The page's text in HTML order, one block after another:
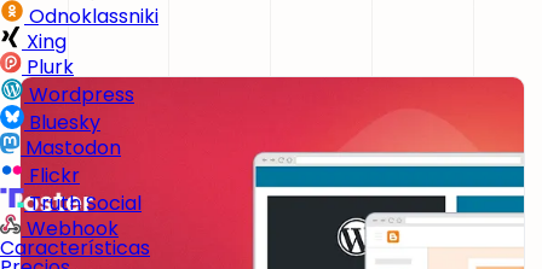
Odnoklassniki
Xing
Plurk
Wordpress
Bluesky
Mastodon
Flickr
Truth Social
Webhook
Características